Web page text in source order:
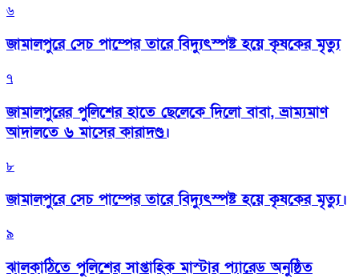
৬
জামালপুরে সেচ পাম্পের তারে বিদ্যুৎস্পষ্ট হয়ে কৃষকের মৃত্যু
৭
জামালপুরের পুলিশের হাতে ছেলেকে দিলো বাবা, ভ্রাম্যমাণ
আদালতে ৬ মাসের কারাদণ্ড।
৮
জামালপুরে সেচ পাম্পের তারে বিদ্যুৎস্পষ্ট হয়ে কৃষকের মৃত্যু।
৯
‎ঝালকাঠিতে পুলিশের সাপ্তাহিক মাস্টার প্যারেড অনুষ্ঠিত